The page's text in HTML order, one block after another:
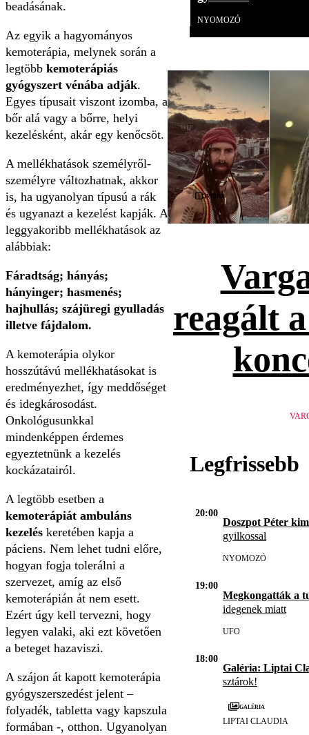
beadásának.
Az egyik a hagyományos
kemoterápia, melynek során a
legtöbb kemoterápiás
gyógyszert vénába adják.
Egyes típusait viszont izomba, a
bőr alá vagy a bőrre, helyi
kezelésként, akár egy kenőcsöt.
A mellékhatások személyről-
személyre változhatnak, akkor
is, ha ugyanolyan típusú a rák
és ugyanazt a kezelést kapják. A
leggyakoribb mellékhatások az
alábbiak:
Fáradtság; hányás;
hányinger; hasmenés;
hajhullás; szájüregi gyulladás
illetve fájdalom.
A kemoterápia olykor
hosszútávú mellékhatásokat is
eredményezhet, így meddőséget
és idegkárosodást.
Onkológusunkkal
mindenképpen érdemes
egyeztetnünk a kezelés
kockázatairól.
A legtöbb esetben a
kemoterápiát ambuláns
kezelés keretében kapja a
páciens. Nem lehet tudni előre,
hogyan fogja tolerálni a
szervezet, amíg az első
kemoterápián át nem esett.
Ezért úgy kell tervezni, hogy
legyen valaki, aki ezt követően
a beteget hazaviszi.
A szájon át kapott kemoterápia
gyógyszerszedést jelent –
folyadék, tabletta vagy kapszula
formában -, otthon. Ugyanolyan
NYOMOZÓ
Videó
reagált
Legfrissebb
20:00
Doszpot Péter
gyilkossal
NYOMOZÓ
19:00
Megkongatták a
idegenek miatt
UFO
18:00
Galéria: Liptai
sztárok!
Galéria
LIPTAI CLAUDIA